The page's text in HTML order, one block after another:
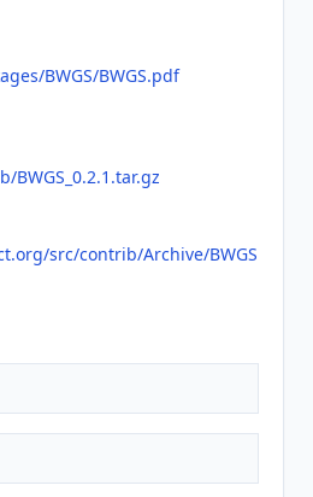
BWGS/BWGS.pdf
src/contrib/Archive/BWGS